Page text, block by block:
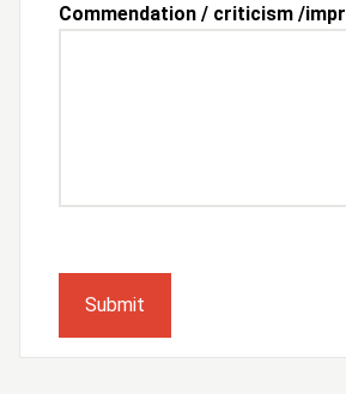
Commendation / criticism /